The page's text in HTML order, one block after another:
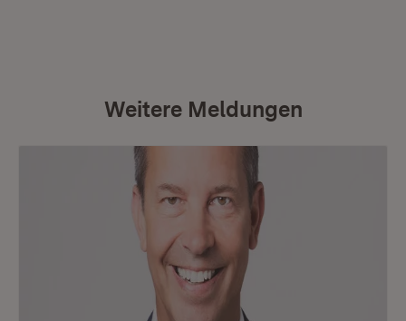
Weitere Meldungen